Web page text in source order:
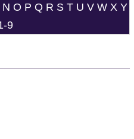
N O P Q R S T U V W X Y
9